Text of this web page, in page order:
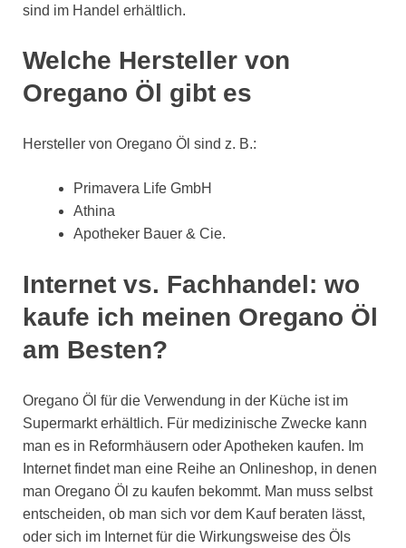
sind im Handel erhältlich.
Welche Hersteller von
Oregano Öl gibt es
Hersteller von Oregano Öl sind z. B.:
Primavera Life GmbH
Athina
Apotheker Bauer & Cie.
Internet vs. Fachhandel: wo
kaufe ich meinen Oregano Öl
am Besten?
Oregano Öl für die Verwendung in der Küche ist im
Supermarkt erhältlich. Für medizinische Zwecke kann
man es in Reformhäusern oder Apotheken kaufen. Im
Internet findet man eine Reihe an Onlineshop, in denen
man Oregano Öl zu kaufen bekommt. Man muss selbst
entscheiden, ob man sich vor dem Kauf beraten lässt,
oder sich im Internet für die Wirkungsweise des Öls